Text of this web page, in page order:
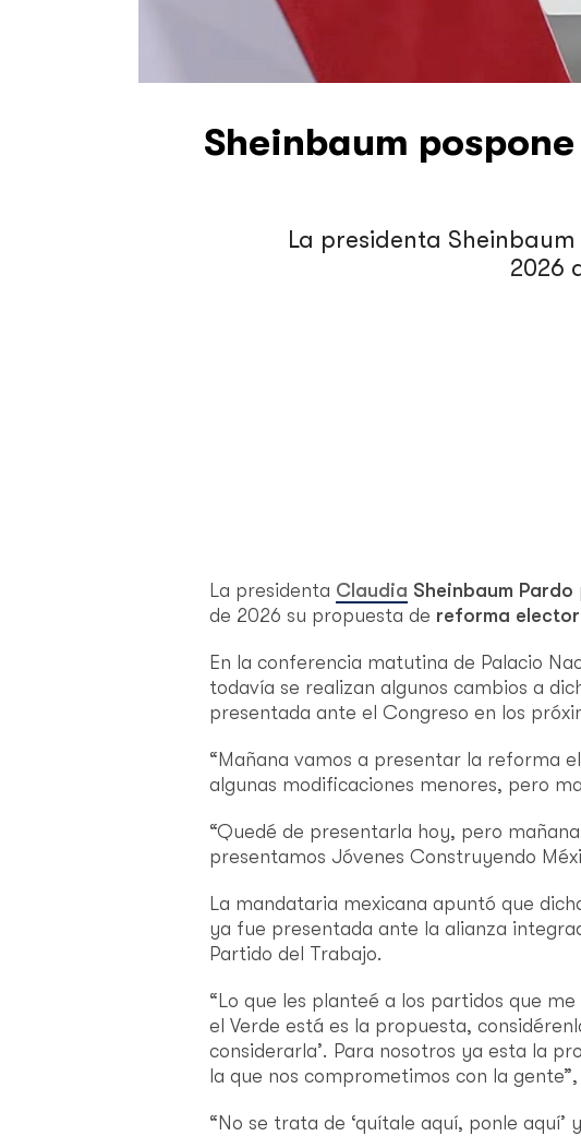
Sheinbaum
La presidenta
2026
La presidenta Claudia Sheinbaum Pardo
de 2026 su propuesta de reforma
En la conferencia matutina de Palacio
todavía se realizan algunos cambios a
presentada ante el Congreso en los
“Mañana vamos a presentar la reforma
algunas modificaciones menores, pero
“Quedé de presentarla hoy, pero
presentamos Jóvenes Construyendo
La mandataria mexicana apuntó que
ya fue presentada ante la alianza
Partido del Trabajo.
“Lo que les planteé a los partidos que
el Verde está es la propuesta,
considerarla’. Para nosotros ya esta la
la que nos comprometimos con la
“No se trata de ‘quítale aquí, ponle aquí’